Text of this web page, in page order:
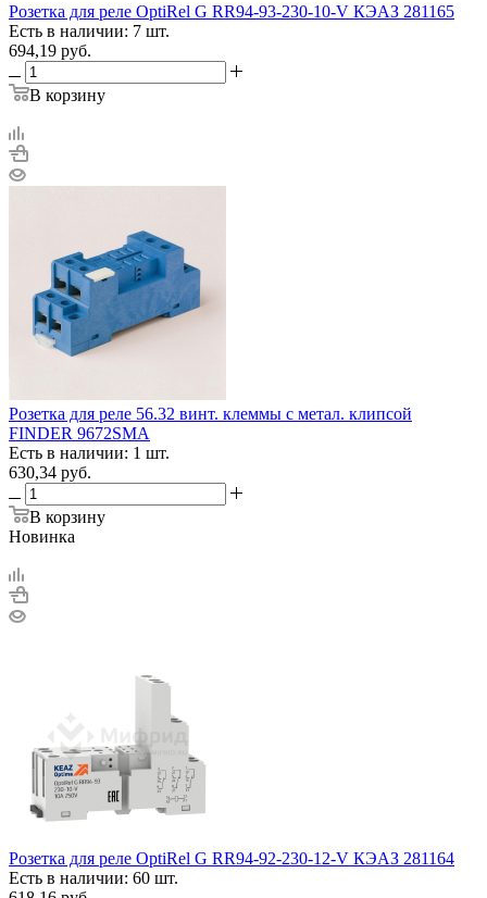
Розетка для реле OptiRel G RR94-93-230-10-V КЭАЗ 281165
Есть в наличии: 7 шт.
694,19 руб.
В корзину
Розетка для реле 56.32 винт. клеммы с метал. клипсой
FINDER 9672SMA
Есть в наличии: 1 шт.
630,34 руб.
В корзину
Новинка
Розетка для реле OptiRel G RR94-92-230-12-V КЭАЗ 281164
Есть в наличии: 60 шт.